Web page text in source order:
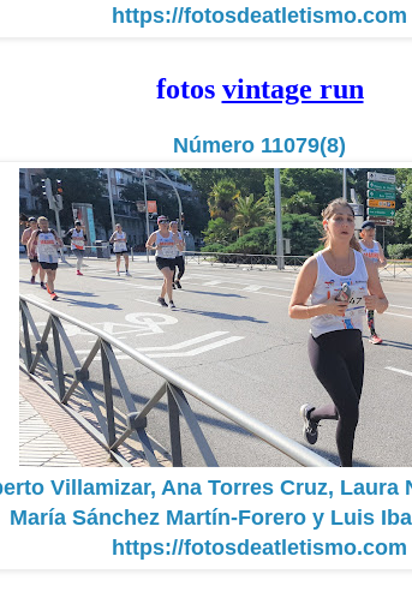
https://fotosdeatletismo.com
fotos vintage run
Número 11079(8)
Villamizar, Ana Torres Cruz, Laura
María Sánchez Martín-Forero y Luis
https://fotosdeatletismo.com